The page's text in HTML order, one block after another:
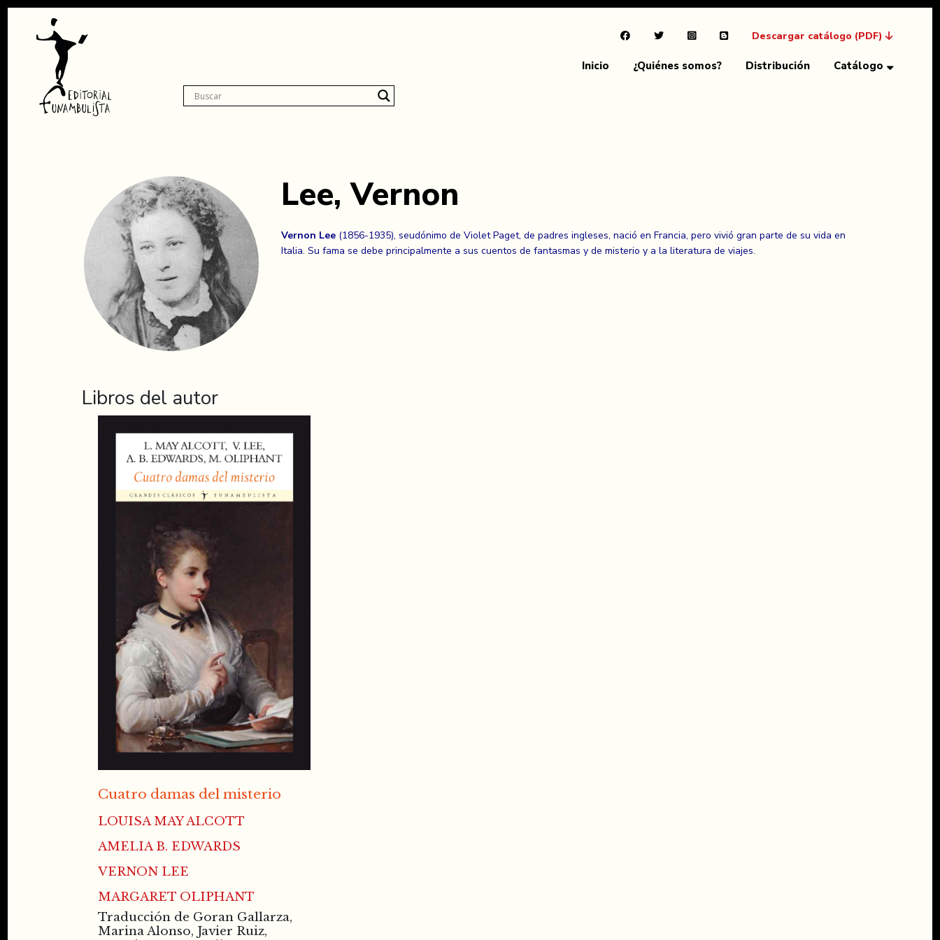
Descargar catálogo (PDF)
Inicio ¿Quiénes somos? Distribución Catálogo
Lee, Vernon
Vernon Lee (1856-1935), seudónimo de Violet Paget, de padres ingleses, nació en Francia, pero vivió gran parte de su vida en
Italia. Su fama se debe principalmente a sus cuentos de fantasmas y de misterio y a la literatura de viajes.
Libros del autor
Cuatro damas del misterio
LOUISA MAY ALCOTT
AMELIA B. EDWARDS
VERNON LEE
MARGARET OLIPHANT
Traducción de Goran Gallarza,
Marina Alonso, Javier Ruiz,